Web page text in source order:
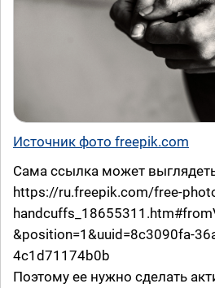
Источник фото freepik.com
Сама ссылка может
https://ru.freepik.com/free-
&position=1&uuid=8c3090fa-
4c1d71174b0b
Поэтому ее нужно сделать